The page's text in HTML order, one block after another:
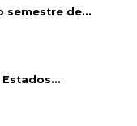
semestre de...